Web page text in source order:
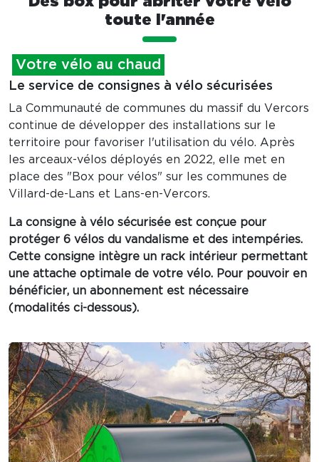
toute l'année
Votre vélo au chaud
Le service de consignes à vélo sécurisées
La Communauté de communes du massif du Vercors
continue de développer des installations sur le
territoire pour favoriser l'utilisation du vélo. Après
les arceaux-vélos déployés en 2022, elle met en
place des "Box pour vélos" sur les communes de
Villard-de-Lans et Lans-en-Vercors.
La consigne à vélo sécurisée est conçue pour
protéger 6 vélos du vandalisme et des intempéries.
Cette consigne intègre un rack intérieur permettant
une attache optimale de votre vélo. Pour pouvoir en
bénéficier, un abonnement est nécessaire
(modalités ci-dessous).